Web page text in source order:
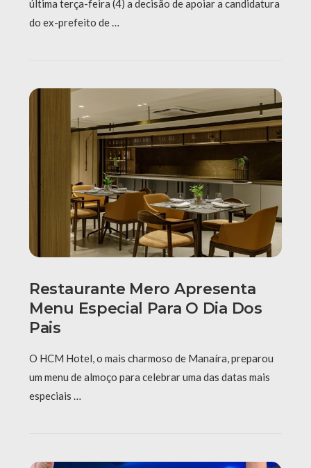
última terça-feira (4) a decisão de apoiar a candidatura
do ex-prefeito de …
Restaurante Mero Apresenta
Menu Especial Para O Dia Dos
Pais
O HCM Hotel, o mais charmoso de Manaíra, preparou
um menu de almoço para celebrar uma das datas mais
especiais …